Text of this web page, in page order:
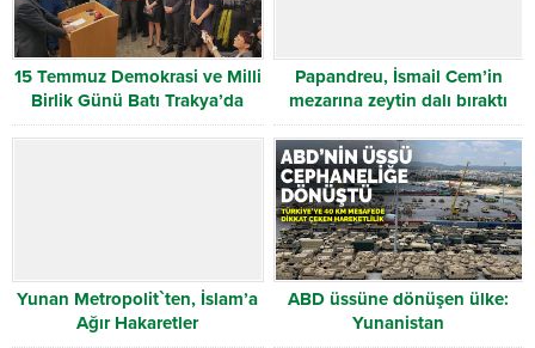
15 Temmuz Demokrasi ve Milli
Birlik Günü Batı Trakya’da
anıldı
Papandreu, İsmail Cem’in
mezarına zeytin dalı bıraktı
Yunan Metropolit`ten, İslam’a
Ağır Hakaretler
ABD üssüne dönüşen ülke:
Yunanistan